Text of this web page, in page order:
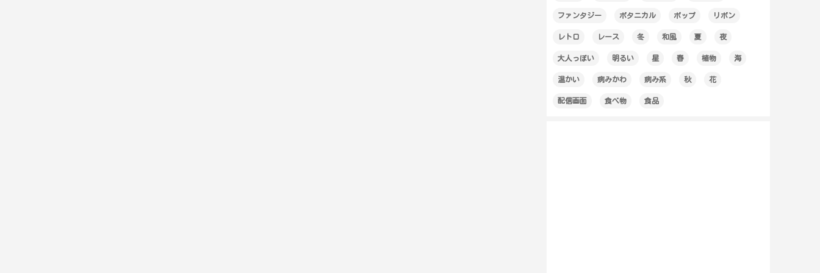
ファンタジー ボタニカル ポップ リボン
レトロ レース 冬 和風 夏 夜
大人っぽい 明るい 星 春 植物 海
温かい 病みかわ 病み系 秋 花
配信画面 食べ物 食品